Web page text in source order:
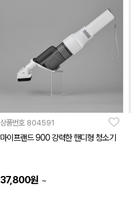
상품번호 804591
마이프랜드 900 강력한 핸디형 청소기
37,800원 ~